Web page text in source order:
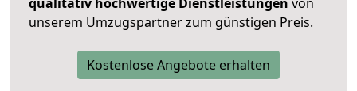
unserem Umzugspartner zum günstigen Preis.
Kostenlose Angebote erhalten